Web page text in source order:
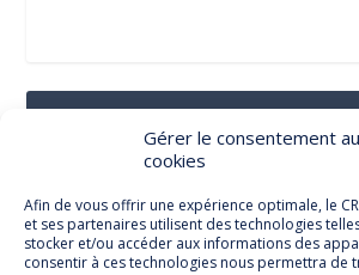
Gérer le consentement
cookies
Afin de vous offrir une expérience optimale, le
et ses partenaires utilisent des technologies
stocker et/ou accéder aux informations des
consentir à ces technologies nous permettra de
Suivez-Nous Sur Les Réseaux
Facebook